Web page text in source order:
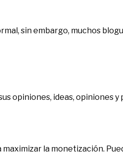
sin embargo, muchos
opiniones, ideas, opiniones y
la monetización.